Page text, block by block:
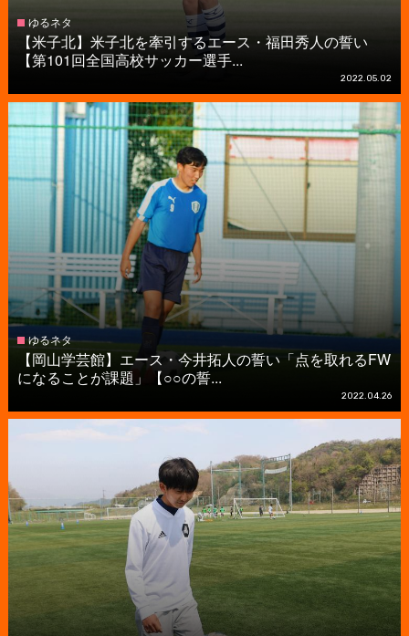
ゆるネタ
【米子北】米子北を牽引するエース・福田秀人の誓い
【第101回全国高校サッカー選手...
2022.05.02
ゆるネタ
【岡山学芸館】エース・今井拓人の誓い「点を取れるFW
になることが課題」【○○の誓...
2022.04.26